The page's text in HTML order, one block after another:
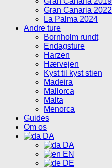
Gran Canaria 2022
La Palma 2024
Andre ture
Bornholm rundt
Endagsture
Harzen
Hærvejen
Kyst til kyst stien
Madeira
Mallorca
Malta
Menorca
Guides
Om os
DA
DA
EN
DE